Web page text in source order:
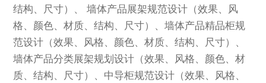
结构、尺寸）、 墙体产品展架规范设计（效果、风
格、颜色、材质、结构、尺寸）、墙体产品精品柜规
范设计（效果、风格、颜色、材质、结构、尺寸）、
墙体产品分类展架规划设计（效果、风格、颜色、材
质、结构、尺寸）、中导柜规范设计（效果、风格、